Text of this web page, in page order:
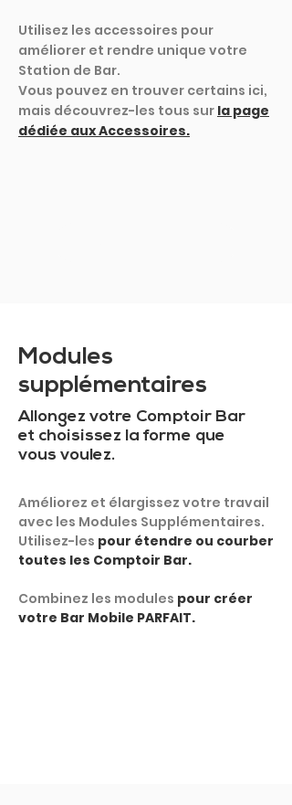
Utilisez les accessoires pour
améliorer et rendre unique votre
Station de Bar.
Vous pouvez en trouver certains ici,
mais découvrez-les tous sur la page
dédiée aux Accessoires.
Modules
supplémentaires
Allongez votre Comptoir Bar
et choisissez la forme que
vous voulez.
Améliorez et élargissez votre travail
avec les Modules Supplémentaires.
Utilisez-les pour étendre ou courber
toutes les Comptoir Bar.
Combinez les modules pour créer
votre Bar Mobile PARFAIT.